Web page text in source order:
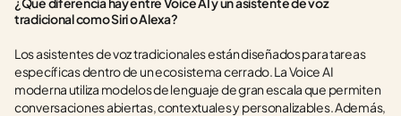
tradicional como Siri o Alexa?
Los asistentes de voz tradicionales están diseñados para tareas
específicas dentro de un ecosistema cerrado. La Voice AI
moderna utiliza modelos de lenguaje de gran escala que permiten
conversaciones abiertas, contextuales y personalizables. Además,